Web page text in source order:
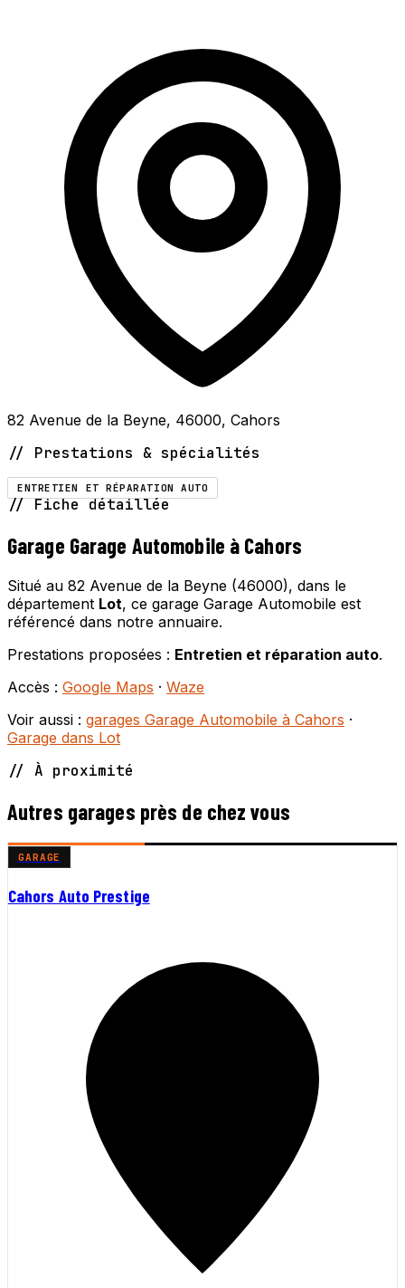
82 Avenue de la Beyne, 46000, Cahors
// Prestations & spécialités
ENTRETIEN ET RÉPARATION AUTO
// Fiche détaillée
Garage Garage Automobile à Cahors
Situé au 82 Avenue de la Beyne (46000), dans le
département Lot, ce garage Garage Automobile est
référencé dans notre annuaire.
Prestations proposées : Entretien et réparation auto.
Accès : Google Maps · Waze
Voir aussi : garages Garage Automobile à Cahors ·
Garage dans Lot
// À proximité
Autres garages près de chez vous
GARAGE
Cahors Auto Prestige